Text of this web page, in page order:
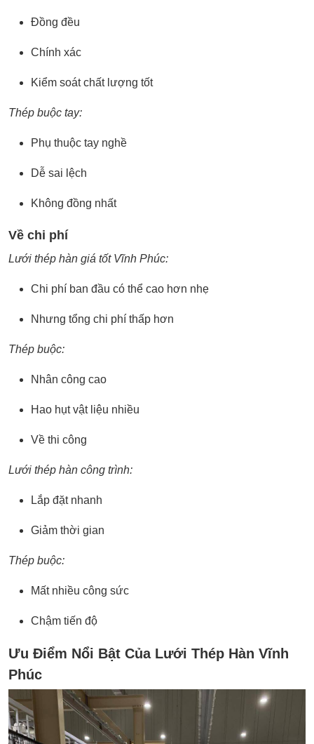
Đồng đều
Chính xác
Kiểm soát chất lượng tốt
Thép buộc tay:
Phụ thuộc tay nghề
Dễ sai lệch
Không đồng nhất
Về chi phí
Lưới thép hàn giá tốt Vĩnh Phúc:
Chi phí ban đầu có thể cao hơn nhẹ
Nhưng tổng chi phí thấp hơn
Thép buộc:
Nhân công cao
Hao hụt vật liệu nhiều
Về thi công
Lưới thép hàn công trình:
Lắp đặt nhanh
Giảm thời gian
Thép buộc:
Mất nhiều công sức
Chậm tiến độ
Ưu Điểm Nổi Bật Của Lưới Thép Hàn Vĩnh
Phúc